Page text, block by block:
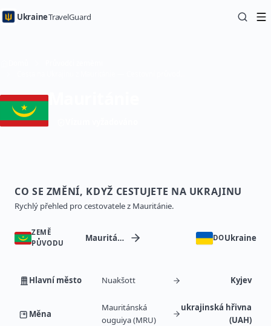
UkraineTravelGuard
CO SE ZMĚNÍ, KDYŽ CESTUJETE NA UKRAJINU
Rychlý přehled pro cestovatele z Mauritánie.
ZEMĚ
PŮVODU
Mauritánie DOUkraine
Hlavní město Nuakšott Kyjev
Měna
Mauritánská
ouguiya (MRU)
ukrajinská hřivna
(UAH)